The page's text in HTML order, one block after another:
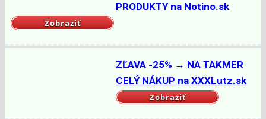
PRODUKTY na Notino.sk
Zobraziť
ZĽAVA -25% → NA TAKMER
CELÝ NÁKUP na XXXLutz.sk
Zobraziť